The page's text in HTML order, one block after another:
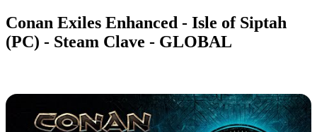
Conan Exiles Enhanced - Isle of Siptah
(PC) - Steam Clave - GLOBAL